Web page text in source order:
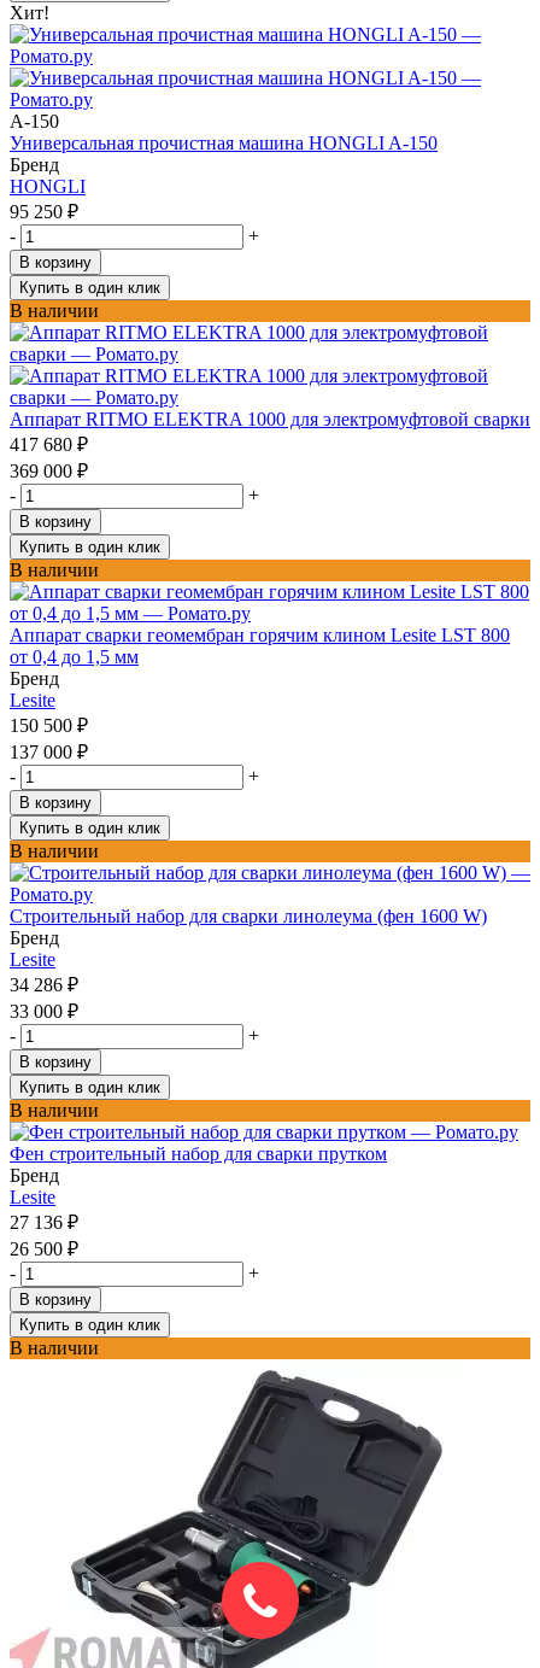
Хит!
A-150
Универсальная прочистная машина HONGLI A-150
Бренд
HONGLI
95 250 ₽
-
+
В корзину
Купить в один клик
В наличии
Аппарат RITMO ELEKTRA 1000 для электромуфтовой сварки
417 680 ₽
369 000 ₽
-
+
В корзину
Купить в один клик
В наличии
Аппарат сварки геомембран горячим клином Lesite LST 800
от 0,4 до 1,5 мм
Бренд
Lesite
150 500 ₽
137 000 ₽
-
+
В корзину
Купить в один клик
В наличии
Строительный набор для сварки линолеума (фен 1600 W)
Бренд
Lesite
34 286 ₽
33 000 ₽
-
+
В корзину
Купить в один клик
В наличии
Фен строительный набор для сварки прутком
Бренд
Lesite
27 136 ₽
26 500 ₽
-
+
В корзину
Купить в один клик
В наличии